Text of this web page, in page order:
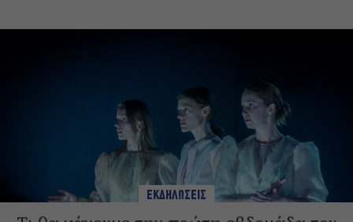
ΕΚΔΗΛΩΣΕΙΣ